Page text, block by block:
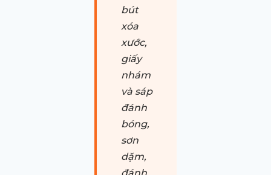
bút
xóa
xước,
giấy
nhám
và sáp
đánh
bóng,
sơn
dặm,
đánh